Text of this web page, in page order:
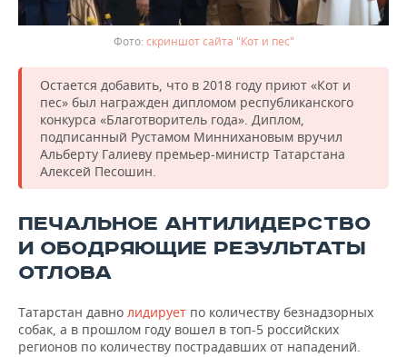
скриншот сайта "Кот и пес"
Остается добавить, что в 2018 году приют «Кот и
пес» был награжден дипломом республиканского
конкурса «Благотворитель года». Диплом,
подписанный Рустамом Миннихановым вручил
Альберту Галиеву премьер-министр Татарстана
Алексей Песошин.
ПЕЧАЛЬНОЕ АНТИЛИДЕРСТВО
И ОБОДРЯЮЩИЕ РЕЗУЛЬТАТЫ
ОТЛОВА
Татарстан давно лидирует по количеству безнадзорных
собак, а в прошлом году вошел в топ-5 российских
регионов по количеству пострадавших от нападений.